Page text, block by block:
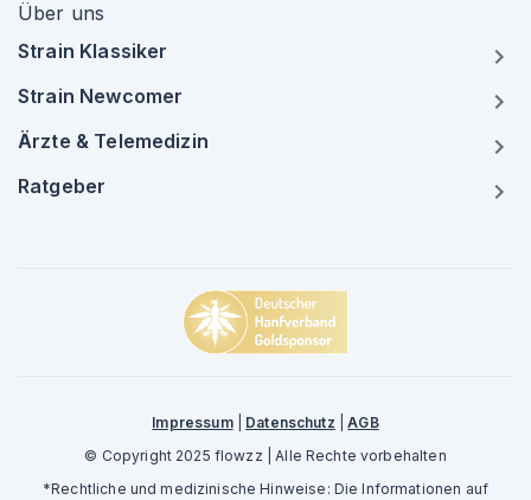
Über uns
Strain Klassiker
Strain Newcomer
Ärzte & Telemedizin
Ratgeber
Impressum| Datenschutz |AGB
© Copyright 2025 flowzz | Alle Rechte vorbehalten
*Rechtliche und medizinische Hinweise: Die Informationen auf